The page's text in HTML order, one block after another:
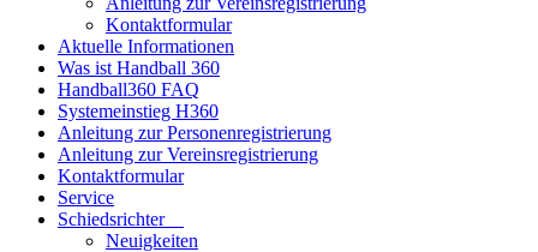
Kontaktformular
Aktuelle Informationen
Was ist Handball 360
Handball360 FAQ
Systemeinstieg H360
Anleitung zur Personenregistrierung
Anleitung zur Vereinsregistrierung
Kontaktformular
Service
Schiedsrichter
Neuigkeiten